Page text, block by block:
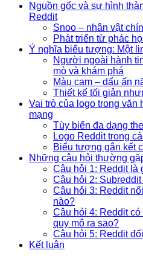
Nguồn gốc và sự hình
Reddit
Snoo – nhân vật
Phát triển từ phác
Ý nghĩa biểu tượng: Một
Người ngoài hành
mò và khám phá
Màu cam – dấu ấn
Thiết kế tối giản
Vai trò của logo trong văn
mạng
Tùy biến đa dạng
Logo Reddit trong
Biểu tượng gắn kết
Những câu hỏi thường
Câu hỏi 1: Reddit là
Câu hỏi 2:
Câu hỏi 3: Reddit
nào?
Câu hỏi 4: Reddit
quy mô ra sao?
Câu hỏi 5: Reddit
Kết luận